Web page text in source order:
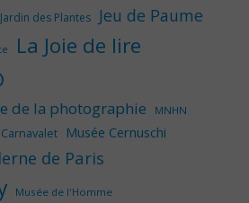
Jardin des Plantes Jeu de Paume
La Joie de lire
de la photographie
MNHN
Musée Cernuschi
de Paris
Musée de l'Homme